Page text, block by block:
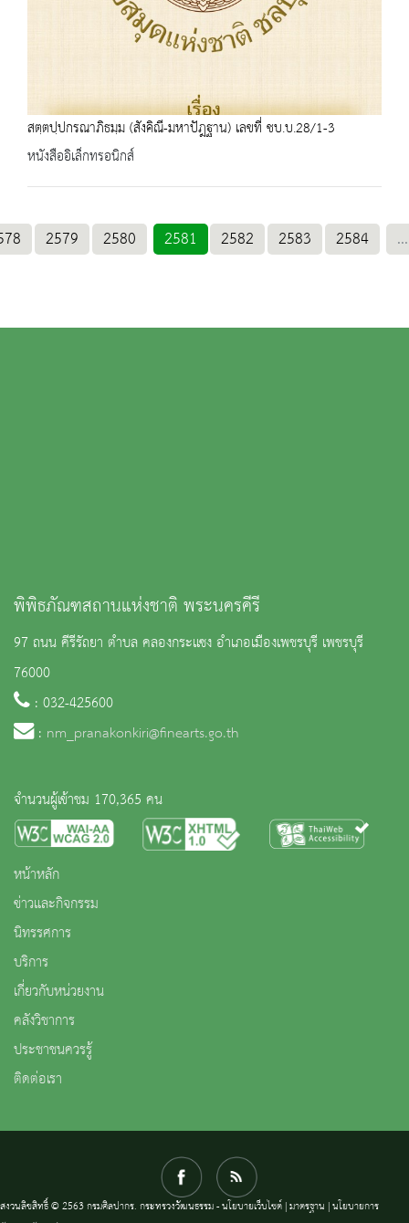
สตฺตปฺปกรณาภิธมฺม (สังคิณี-มหาปัฎฐาน) เลขที่ ชบ.บ.28/1-3
หนังสืออิเล็กทรอนิกส์
2579 2580 2581 2582 2583 2584 ...
พิพิธภัณฑสถานแห่งชาติ พระนครคีรี
97 ถนน คีรีรัถยา ตำบล คลองกระแซง อำเภอเมืองเพชรบุรี เพชรบุรี
76000
: 032-425600
: nm_pranakonkiri@finearts.go.th
จำนวนผู้เข้าชม 170,365 คน
หน้าหลัก
ข่าวและกิจกรรม
นิทรรศการ
บริการ
เกี่ยวกับหน่วยงาน
คลังวิชาการ
ประชาชนควรรู้
ติดต่อเรา
สงวนลิขสิทธิ์ © 2563 กรมศิลปากร. กระทรวงวัฒนธรรม -นโยบายเว็บไซต์|มาตรฐาน |นโยบายการ